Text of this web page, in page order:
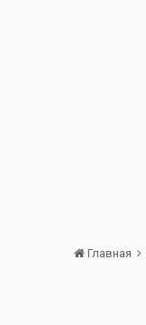
Главная